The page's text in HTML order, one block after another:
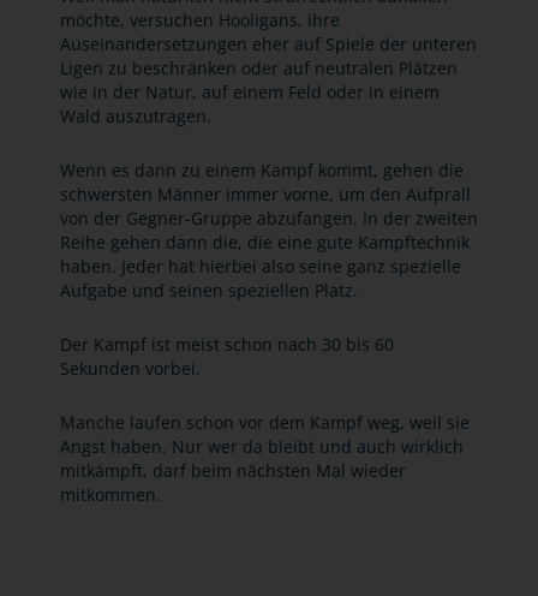
möchte, versuchen Hooligans, ihre
Auseinandersetzungen eher auf Spiele der unteren
Ligen zu beschränken oder auf neutralen Plätzen
wie in der Natur, auf einem Feld oder in einem
Wald auszutragen.
Wenn es dann zu einem Kampf kommt, gehen die
schwersten Männer immer vorne, um den Aufprall
von der Gegner-Gruppe abzufangen. In der zweiten
Reihe gehen dann die, die eine gute Kampftechnik
haben. Jeder hat hierbei also seine ganz spezielle
Aufgabe und seinen speziellen Platz.
Der Kampf ist meist schon nach 30 bis 60
Sekunden vorbei.
Manche laufen schon vor dem Kampf weg, weil sie
Angst haben. Nur wer da bleibt und auch wirklich
mitkämpft, darf beim nächsten Mal wieder
mitkommen.